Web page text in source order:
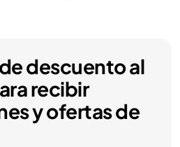
descuento al
recibir
y ofertas de